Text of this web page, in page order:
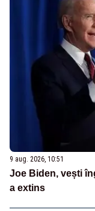
9 aug. 2026, 10:51
Joe Biden, vești
a extins